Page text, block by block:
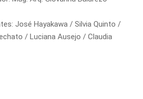
José Hayakawa / Silvia Quinto /
/ Luciana Ausejo / Claudia